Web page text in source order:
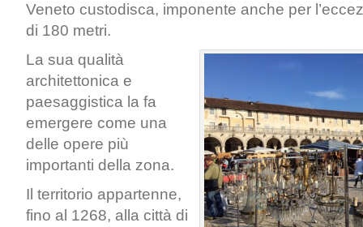
Veneto custodisca, imponente anche per
di 180 metri.
La sua qualità
architettonica e
paesaggistica la fa
emergere come una
delle opere più
importanti della zona.
Il territorio appartenne,
fino al 1268, alla città di